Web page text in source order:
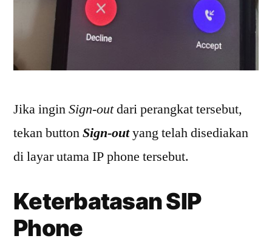
Jika inginSign-outdari perangkat tersebut,
tekan buttonSign-outyang telah disediakan
di layar utama IP phone tersebut.
Keterbatasan SIP
Phone